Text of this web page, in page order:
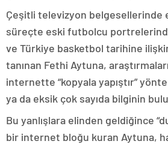
Çeşitli televizyon belgesellerinde
süreçte eski futbolcu
ve Türkiye basketbol tarihine
tanınan Fethi Aytuna,
internette “kopyala yapıştır”
ya da eksik çok sayıda bilginin
Bu yanlışlara elinden geldiğince
bir internet bloğu kuran Aytuna,